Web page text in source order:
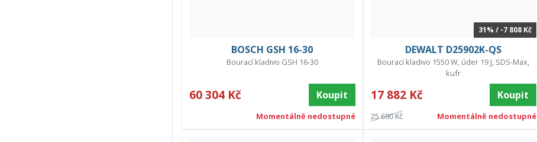
BOSCH GSH 16-30
Bourací kladivo GSH 16-30
60 304 Kč Koupit
Momentálně nedostupné
31% / -7 808 Kč
DEWALT D25902K-QS
Bourací kladivo 1550 W, úder 19 J, SDS-Max,
kufr
17 882 Kč Koupit
25 690 Kč Momentálně nedostupné